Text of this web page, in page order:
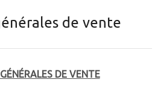
de vente
DE VENTE